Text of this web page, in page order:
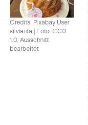
Credits: Pixabay User
silviarita | Foto: CC0
1.0, Ausschnitt
bearbeitet